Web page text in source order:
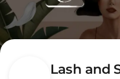
Lash and